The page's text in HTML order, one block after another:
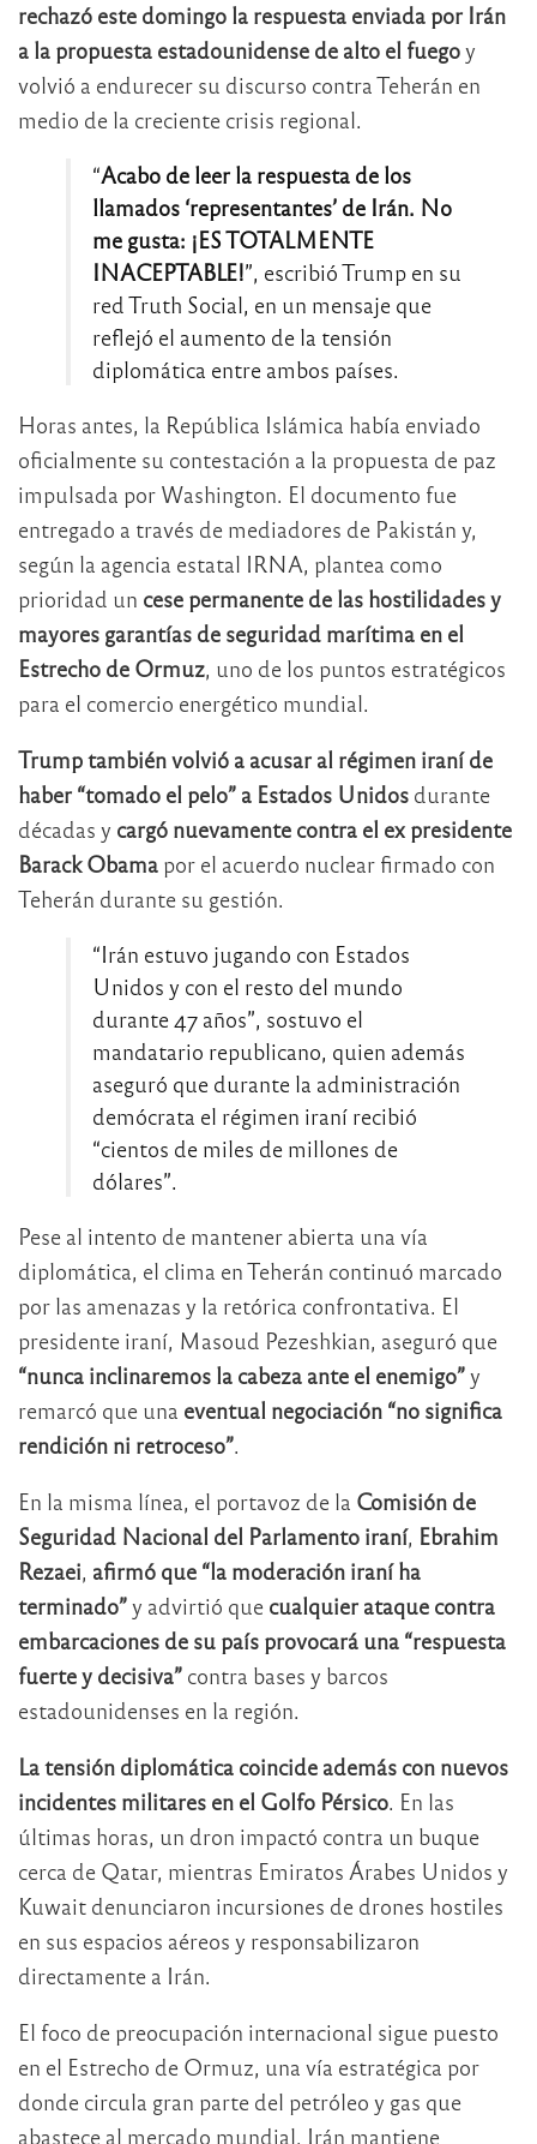
rechazó este domingo la respuesta enviada por Irán
a la propuesta estadounidense de alto el fuegoy
volvió a endurecer su discurso contra Teherán en
medio de la creciente crisis regional.
“Acabo de leer la respuesta de los
llamados ‘representantes’ de Irán. No
me gusta: ¡ES TOTALMENTE
INACEPTABLE!”, escribió Trump en su
red Truth Social, en un mensaje que
reflejó el aumento de la tensión
diplomática entre ambos países.
Horas antes, la República Islámica había enviado
oficialmente su contestación a la propuesta de paz
impulsada por Washington. El documento fue
entregado a través de mediadores de Pakistán y,
según la agencia estatal IRNA, plantea como
prioridad un cese permanente de las hostilidades y
mayores garantías de seguridad marítima en el
Estrecho de Ormuz, uno de los puntos estratégicos
para el comercio energético mundial.
Trump también volvió a acusar al régimen iraní de
haber “tomado el pelo” a Estados Unidos durante
décadas y cargó nuevamente contra el ex presidente
Barack Obama por el acuerdo nuclear firmado con
Teherán durante su gestión.
“Irán estuvo jugando con Estados
Unidos y con el resto del mundo
durante 47 años”, sostuvo el
mandatario republicano, quien además
aseguró que durante la administración
demócrata el régimen iraní recibió
“cientos de miles de millones de
dólares”.
Pese al intento de mantener abierta una vía
diplomática, el clima en Teherán continuó marcado
por las amenazas y la retórica confrontativa. El
presidente iraní, Masoud Pezeshkian, aseguró que
“nunca inclinaremos la cabeza ante el enemigo”y
remarcó que una eventual negociación “no significa
rendición ni retroceso”.
En la misma línea, el portavoz de la Comisión de
Seguridad Nacional del Parlamento iraní, Ebrahim
Rezaei, afirmó que “la moderación iraní ha
terminado”y advirtió que cualquier ataque contra
embarcaciones de su país provocará una “respuesta
fuerte y decisiva” contra bases y barcos
estadounidenses en la región.
La tensión diplomática coincide además con nuevos
incidentes militares en el Golfo Pérsico. En las
últimas horas, un dron impactó contra un buque
cerca de Qatar, mientras Emiratos Árabes Unidos y
Kuwait denunciaron incursiones de drones hostiles
en sus espacios aéreos y responsabilizaron
directamente a Irán.
El foco de preocupación internacional sigue puesto
en el Estrecho de Ormuz, una vía estratégica por
donde circula gran parte del petróleo y gas que
abastece al mercado mundial. Irán mantiene